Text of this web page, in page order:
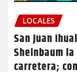
LOCALES
San Juan
Sheinbaum
carretera;